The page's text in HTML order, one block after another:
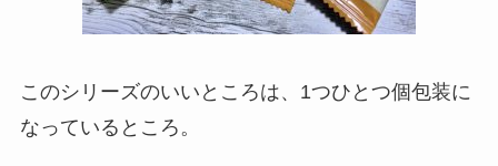
このシリーズのいいところは、1つひとつ個包装に
なっているところ。